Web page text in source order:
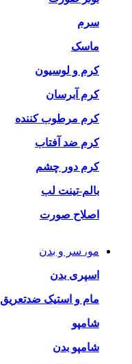
سرم
ماسک
کرم و لوسیون
کرم آبرسان
کرم مرطوب کننده
کرم ضد آفتاب
کرم دور چشم
بالم-تینت لب
اصلاح صورت
مو، سر و بدن
اسپری بدن
مام و استیک ضدتعریق
شامپو
شامپو بدن